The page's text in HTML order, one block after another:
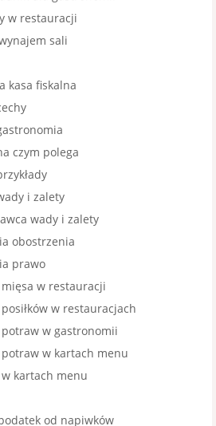
w restauracji
sali
kasa fiskalna
czym polega
i zalety
wady i zalety
obostrzenia
prawo
w restauracji
w restauracjach
w gastronomii
w kartach menu
kartach menu
od napiwków